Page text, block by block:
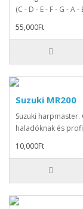
(C - D - E - F - G - A
55,000Ft
Suzuki MR200
Suzuki
haladóknak és
10,000Ft